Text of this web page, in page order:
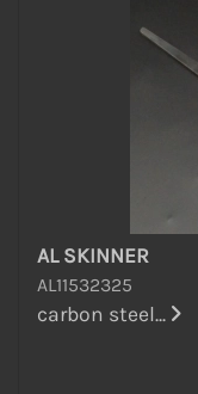
AL SKINNER
AL11532325
carbon steel...